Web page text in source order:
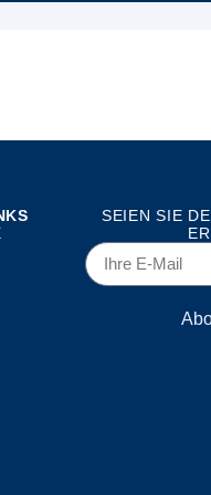
SEIEN SIE